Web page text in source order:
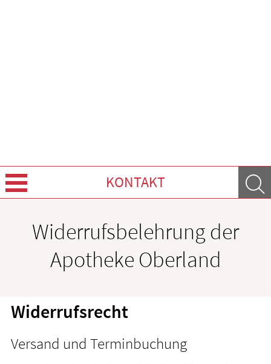
KONTAKT
Krankheiten & Therapie
GESUND IM ALTER
Widerrufsbelehrung der
Apotheke Oberland
Widerrufsrecht
Versand und Terminbuchung